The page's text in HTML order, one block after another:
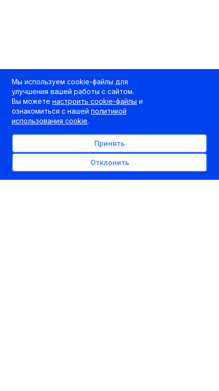
Мы используем cookie-файлы для
улучшения вашей работы с сайтом.
Вы можете настроить cookie-файлы и
ознакомиться с нашей политикой
использования cookie.
Принять
Отклонить